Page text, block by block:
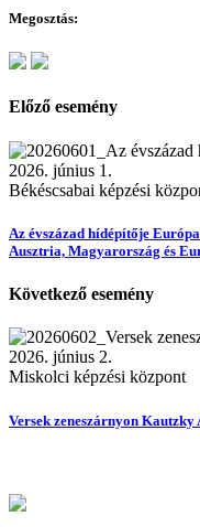
Megosztás:
Előző esemény
2026. június 1.
Békéscsabai képzési
Az évszázad hídépítője
Ausztria, Magyarország és
Következő esemény
2026. június 2.
Miskolci képzési központ
Versek zeneszárnyon Kautzky